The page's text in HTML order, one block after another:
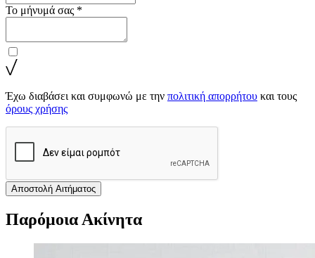
Το μήνυμά σας *
Έχω διαβάσει και συμφωνώ με την πολιτική απορρήτου και τους
όρους χρήσης
Αποστολή Αιτήματος
Παρόμοια Ακίνητα